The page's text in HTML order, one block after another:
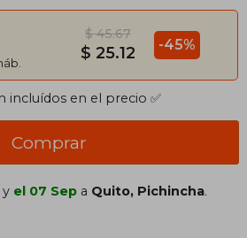
$ 45.67
$ 25.12 -45%
incluídos en el precio ✅
Comprar
y el 07 Sep a Quito, Pichincha.